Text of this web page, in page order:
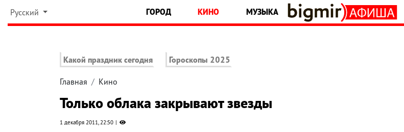
Русский ГОРОД КИНО МУЗЫКА
Какой праздник сегодня Гороскопы 2025
Главная Кино
Только облака закрывают звезды
1 декабря 2011, 22:50